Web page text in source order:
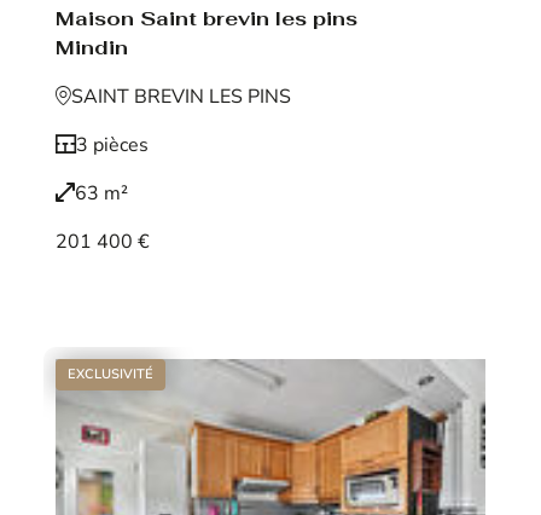
Maison Saint brevin les pins
Mindin
SAINT BREVIN LES PINS
3 pièces
63 m²
201 400 €
EXCLUSIVITÉ